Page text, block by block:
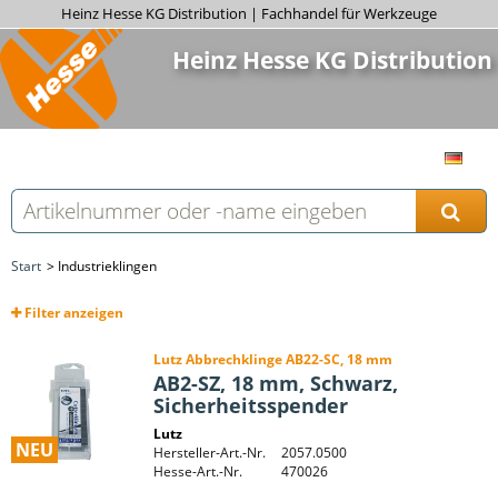
Heinz Hesse KG Distribution | Fachhandel für Werkzeuge
Heinz Hesse KG Distribution
Start Industrieklingen
Filteranzeigen
NEU
Lutz Abbrechklinge AB22-SC, 18 mm
AB2-SZ, 18 mm, Schwarz,
Sicherheitsspender
Lutz
Hersteller-Art.-Nr.
2057.0500
Hesse-Art.-Nr.
470026